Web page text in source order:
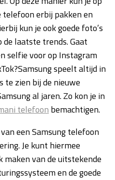
erbij pakken en
kun je ook goede foto’s
laatste trends. Gaat
selfie voor op Instagram
speelt altijd in
te zien bij de nieuwe
al jaren. Zo kon je in
telefoon bemachtigen.
een Samsung telefoon
Je kunt hiermee
van de uitstekende
en de goede